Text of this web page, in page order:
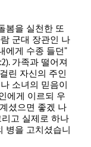
봄을 실천한 또
군대 장관인 나
에게 수종 들던”
가족과 떨어져
린 자신의 주인
소녀의 믿음이
에게 이르되 우
셨으면 좋겠 나
리고 실제로 하나
병을 고치셨습니